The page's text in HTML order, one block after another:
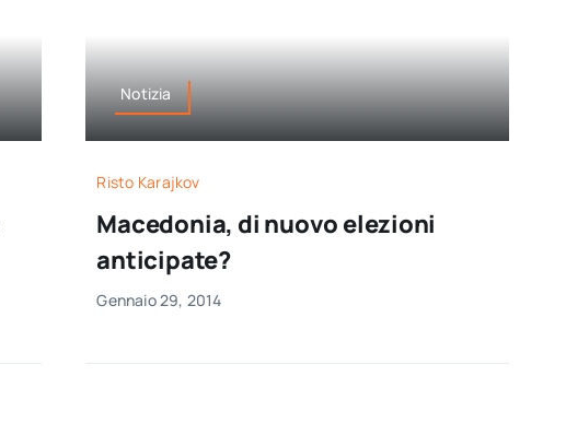
Notizia
Risto Karajkov
Macedonia, di nuovo elezioni
anticipate?
Gennaio 29, 2014